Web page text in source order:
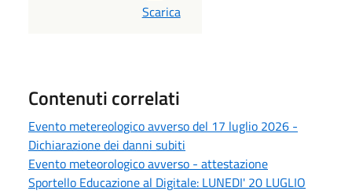
PDF
Scarica
Contenuti correlati
Evento metereologico avverso del 17 luglio 2026 -
Dichiarazione dei danni subiti
Evento meteorologico avverso - attestazione
Sportello Educazione al Digitale: LUNEDI' 20 LUGLIO